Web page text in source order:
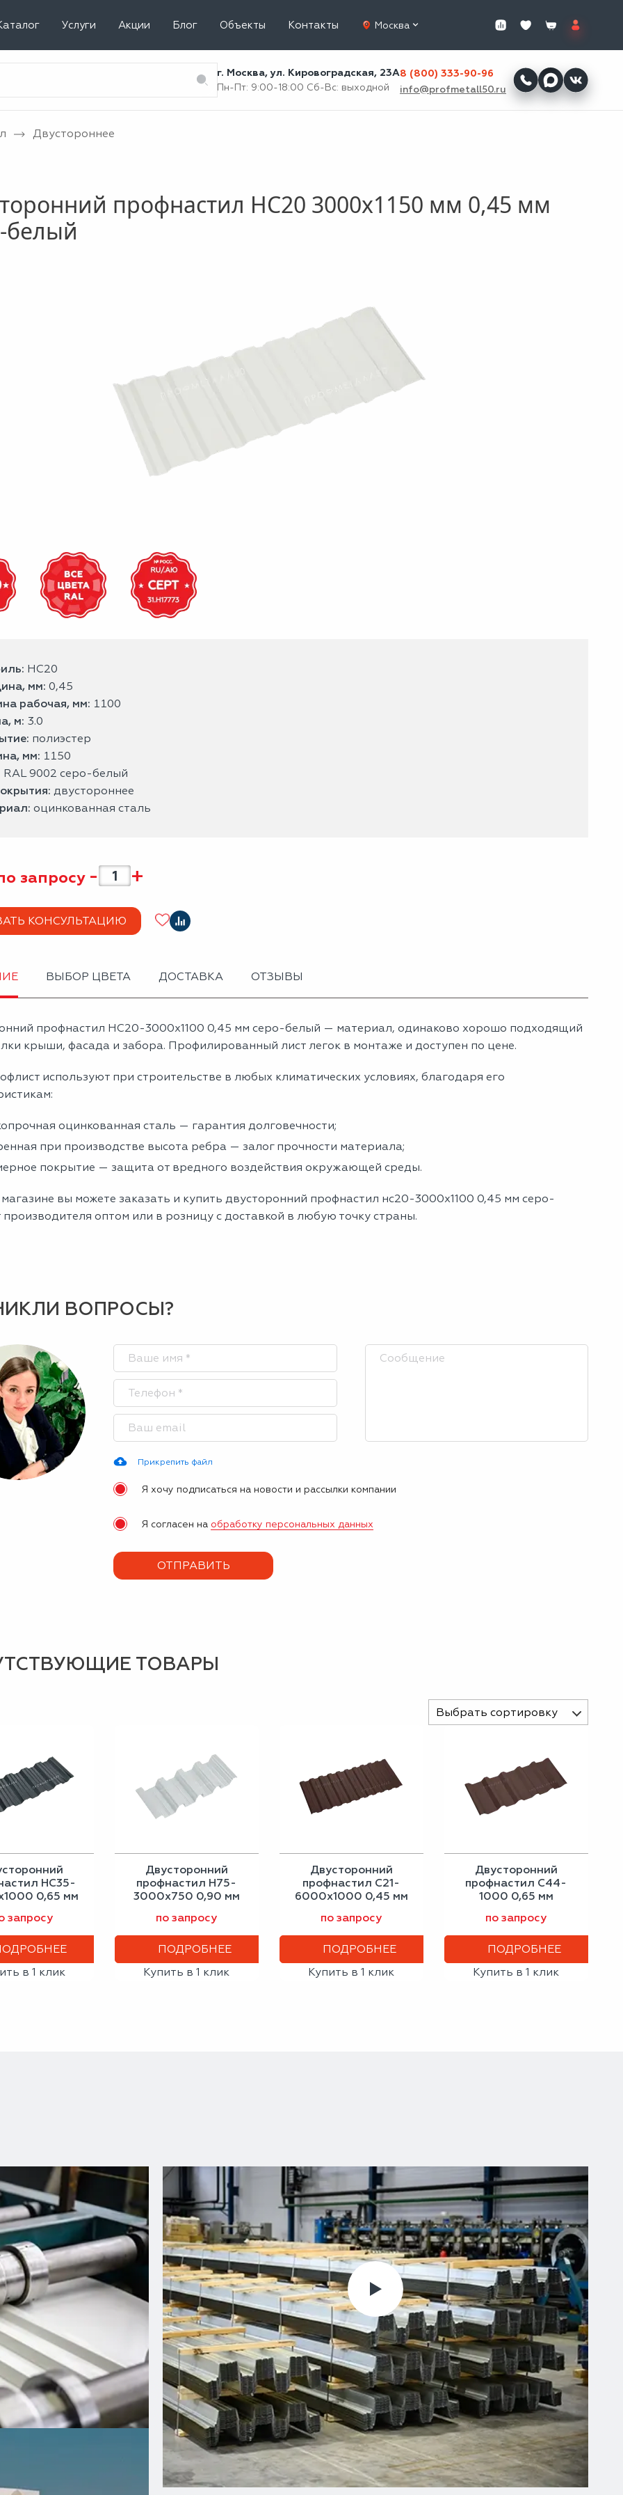
Услуги Акции Блог Объекты Контакты Москва
г. Москва, ул. Кировоградская, 23А
Пн-Пт: 9:00-18:00 Сб-Вс: выходной
8 (800) 333-90-96
info@profmetall50.ru
Двустороннее
профнастил НС20 3000x1150 мм 0,45 мм
белый
НС20
мм: 0,45
рабочая, мм: 1100
м: 3.0
полиэстер
мм: 1150
RAL 9002 серо-белый
двустороннее
оцинкованная сталь
запросу - +
КОНСУЛЬТАЦИЮ
ВЫБОР ЦВЕТА ДОСТАВКА ОТЗЫВЫ
профнастил НС20-3000х1100 0,45 мм серо-белый — материал, одинаково хорошо подходящий
крыши, фасада и забора. Профилированный лист легок в монтаже и доступен по цене.
используют при строительстве в любых климатических условиях, благодаря его
оцинкованная сталь — гарантия долговечности;
при производстве высота ребра — залог прочности материала;
покрытие — защита от вредного воздействия окружающей среды.
вы можете заказать и купить двусторонний профнастил нс20-3000х1100 0,45 мм серо-
производителя оптом или в розницу с доставкой в любую точку страны.
ВОПРОСЫ?
Прикрепить файл
Я хочу подписаться на новости и рассылки компании
Я согласен на обработку персональных данных
ТОВАРЫ
Выбрать сортировку
НС35-
0,65 мм
запросу
в 1 клик
Двусторонний
профнастил Н75-
3000х750 0,90 мм
по запросу
ПОДРОБНЕЕ
Купить в 1 клик
Двусторонний
профнастил С21-
6000х1000 0,45 мм
коричневый
по запросу
ПОДРОБНЕЕ
Купить в 1 клик
Двусторонний
профнастил С44-
1000 0,65 мм
коричневый
по запросу
ПОДРОБНЕЕ
Купить в 1 клик